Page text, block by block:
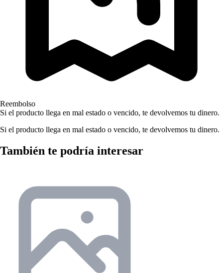
Reembolso
Si el producto llega en mal estado o vencido, te devolvemos tu dinero.
Si el producto llega en mal estado o vencido, te devolvemos tu dinero.
También te podría interesar